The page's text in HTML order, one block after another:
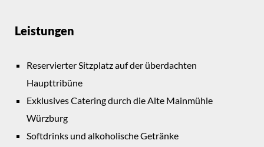
Leistungen
Reservierter Sitzplatz auf der überdachten
Haupttribüne
Exklusives Catering durch die Alte Mainmühle
Würzburg
Softdrinks und alkoholische Getränke